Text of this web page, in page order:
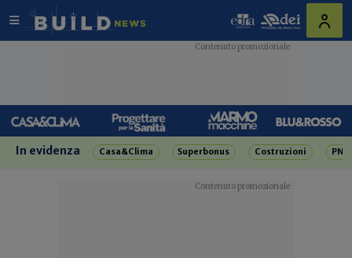
In evidenza Casa&Clima Superbonus Costruzioni